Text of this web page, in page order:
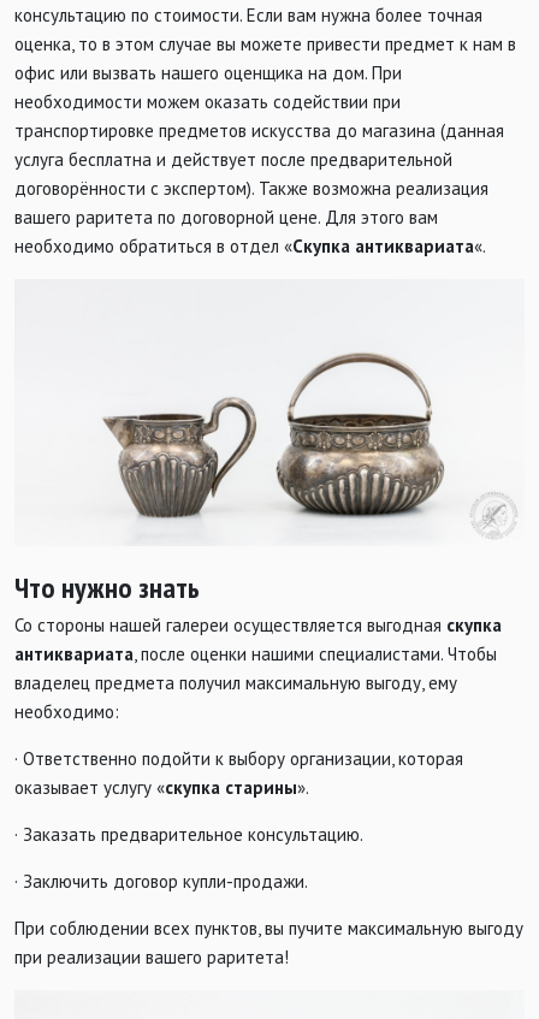
консультацию по стоимости. Если вам нужна более точная
оценка, то в этом случае вы можете привести предмет к нам в
офис или вызвать нашего оценщика на дом. При
необходимости можем оказать содействии при
транспортировке предметов искусства до магазина (данная
услуга бесплатна и действует после предварительной
договорённости с экспертом). Также возможна реализация
вашего раритета по договорной цене. Для этого вам
необходимо обратиться в отдел «Скупка антиквариата«.
Что нужно знать
Со стороны нашей галереи осуществляется выгодная скупка
антиквариата, после оценки нашими специалистами. Чтобы
владелец предмета получил максимальную выгоду, ему
необходимо:
· Ответственно подойти к выбору организации, которая
оказывает услугу «скупка старины».
· Заказать предварительное консультацию.
· Заключить договор купли-продажи.
При соблюдении всех пунктов, вы пучите максимальную выгоду
при реализации вашего раритета!